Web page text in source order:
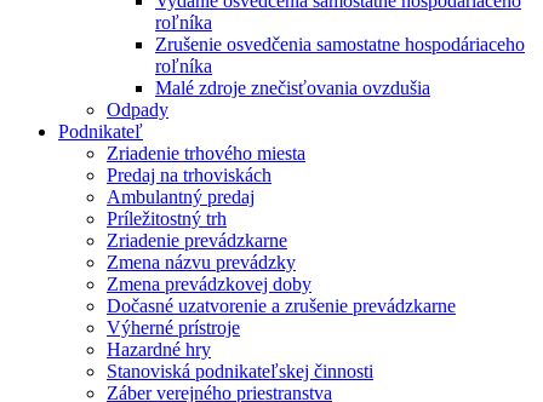
roľníka
Zrušenie osvedčenia samostatne hospodáriaceho
roľníka
Malé zdroje znečisťovania ovzdušia
Odpady
Podnikateľ
Zriadenie trhového miesta
Predaj na trhoviskách
Ambulantný predaj
Príležitostný trh
Zriadenie prevádzkarne
Zmena názvu prevádzky
Zmena prevádzkovej doby
Dočasné uzatvorenie a zrušenie prevádzkarne
Výherné prístroje
Hazardné hry
Stanoviská podnikateľskej činnosti
Záber verejného priestranstva